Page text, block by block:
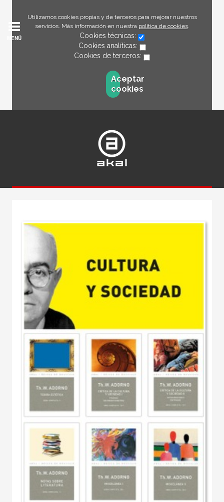
Utilizamos cookies propias y de terceros para mejorar nuestros
servicios. Más información en nuestra política de cookies.
Cookies técnicas:
Cookies analíticas:
Cookies de terceros:
Aceptar
cookies
MENÚ